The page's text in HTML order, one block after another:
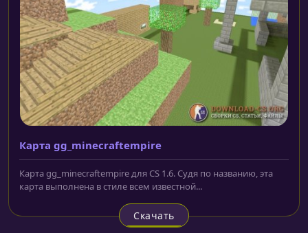
Карта gg_minecraftempire
Карта gg_minecraftempire для CS 1.6. Судя по названию, эта
карта выполнена в стиле всем известной...
Скачать